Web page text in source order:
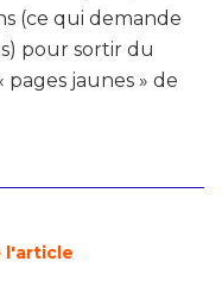
(ce qui demande
pour sortir du
jaunes » de
l'article